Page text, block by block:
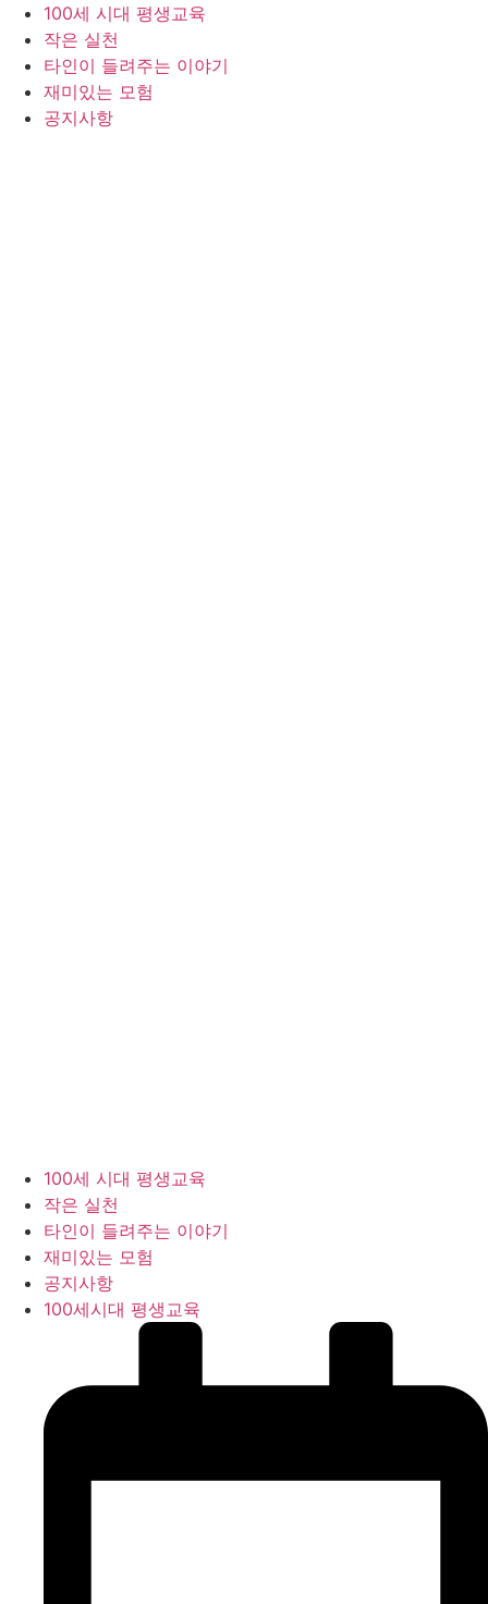
100세 시대 평생교육
작은 실천
타인이 들려주는 이야기
재미있는 모험
공지사항
100세 시대 평생교육
작은 실천
타인이 들려주는 이야기
재미있는 모험
공지사항
100세시대 평생교육